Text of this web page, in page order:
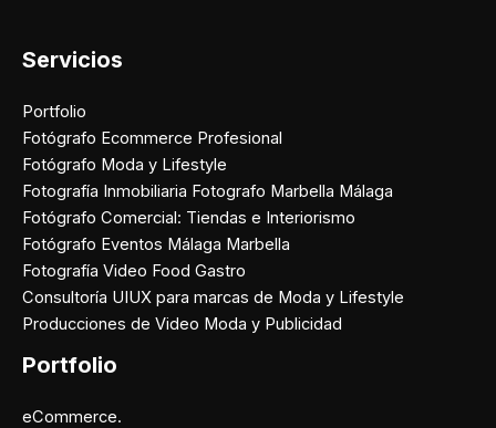
Servicios
Portfolio
Fotógrafo Ecommerce Profesional
Fotógrafo Moda y Lifestyle
Fotografía Inmobiliaria Fotografo Marbella Málaga
Fotógrafo Comercial: Tiendas e Interiorismo
Fotógrafo Eventos Málaga Marbella
Fotografía Video Food Gastro
Consultoría UIUX para marcas de Moda y Lifestyle
Producciones de Video Moda y Publicidad
Portfolio
eCommerce.